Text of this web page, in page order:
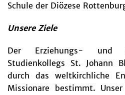
Schule der Diözese
Unsere Ziele
Der Erziehungs- und
Studienkollegs St. Johann
durch das weltkirchliche
Missionare bestimmt.